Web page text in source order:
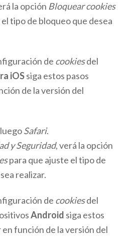
la opción Bloquear cookies
tipo de bloqueo que desea
de cookiesdel
iOSsiga estos pasos
de la versión del
Safari.
y Seguridad, verá la opción
para que ajuste el tipo de
realizar.
de cookiesdel
Android siga estos
función de la versión del